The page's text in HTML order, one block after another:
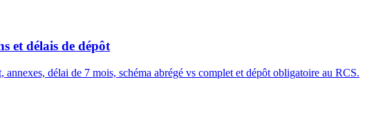
et délais de dépôt
délai de 7 mois, schéma abrégé vs complet et dépôt obligatoire au RCS.